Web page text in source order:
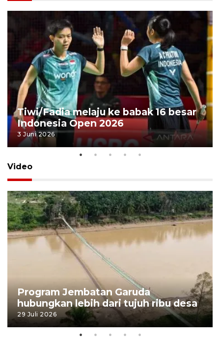
Tiwi/Fadia melaju ke babak 16 besar
Indonesia Open 2026
3 Juni 2026
Video
Program Jembatan Garuda
hubungkan lebih dari tujuh ribu desa
29 Juli 2026